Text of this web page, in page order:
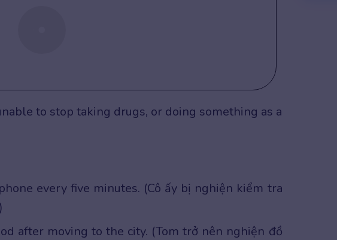
to stop taking drugs, or doing something as a
every five minutes. (Cô ấy bị nghiện kiểm tra
after moving to the city. (Tom trở nên nghiện đồ